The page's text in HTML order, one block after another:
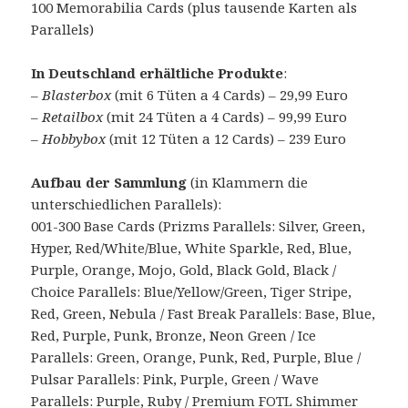
100 Memorabilia Cards (plus tausende Karten als
Parallels)
In Deutschland erhältliche Produkte:
– Blasterbox(mit 6 Tüten a 4 Cards) – 29,99 Euro
– Retailbox(mit 24 Tüten a 4 Cards) – 99,99 Euro
– Hobbybox(mit 12 Tüten a 12 Cards) – 239 Euro
Aufbau der Sammlung (in Klammern die
unterschiedlichen Parallels):
001-300 Base Cards (Prizms Parallels: Silver, Green,
Hyper, Red/White/Blue, White Sparkle, Red, Blue,
Purple, Orange, Mojo, Gold, Black Gold, Black /
Choice Parallels: Blue/Yellow/Green, Tiger Stripe,
Red, Green, Nebula / Fast Break Parallels: Base, Blue,
Red, Purple, Punk, Bronze, Neon Green / Ice
Parallels: Green, Orange, Punk, Red, Purple, Blue /
Pulsar Parallels: Pink, Purple, Green / Wave
Parallels: Purple, Ruby / Premium FOTL Shimmer